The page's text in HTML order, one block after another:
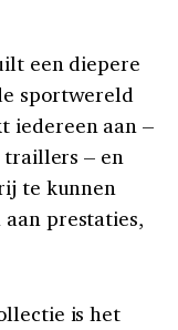
een diepere
sportwereld
iedereen aan –
traillers – en
te kunnen
prestaties,
is het